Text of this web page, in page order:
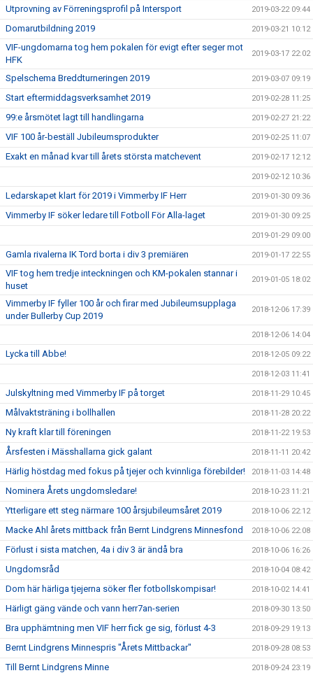
Utprovning av Förreningsprofil på Intersport 2019-03-22 09:44
Domarutbildning 2019 2019-03-21 10:12
VIF-ungdomarna tog hem pokalen för evigt efter seger mot
HFK
2019-03-17 22:02
Spelschema Breddturneringen 2019 2019-03-07 09:19
Start eftermiddagsverksamhet 2019 2019-02-28 11:25
99:e årsmötet lagt till handlingarna 2019-02-27 21:22
VIF 100 år-beställ Jubileumsprodukter 2019-02-25 11:07
Exakt en månad kvar till årets största matchevent 2019-02-17 12:12
2019-02-12 10:36
Ledarskapet klart för 2019 i Vimmerby IF Herr 2019-01-30 09:36
Vimmerby IF söker ledare till Fotboll För Alla-laget 2019-01-30 09:25
2019-01-29 09:00
Gamla rivalerna IK Tord borta i div 3 premiären 2019-01-17 22:55
VIF tog hem tredje inteckningen och KM-pokalen stannar i
huset
2019-01-05 18:02
Vimmerby IF fyller 100 år och firar med Jubileumsupplaga
under Bullerby Cup 2019
2018-12-06 17:39
2018-12-06 14:04
Lycka till Abbe! 2018-12-05 09:22
2018-12-03 11:41
Julskyltning med Vimmerby IF på torget 2018-11-29 10:45
Målvaktsträning i bollhallen 2018-11-28 20:22
Ny kraft klar till föreningen 2018-11-22 19:53
Årsfesten i Mässhallarna gick galant 2018-11-11 20:42
Härlig höstdag med fokus på tjejer och kvinnliga förebilder! 2018-11-03 14:48
Nominera Årets ungdomsledare! 2018-10-23 11:21
Ytterligare ett steg närmare 100 årsjubileumsåret 2019 2018-10-06 22:12
Macke Ahl årets mittback från Bernt Lindgrens Minnesfond 2018-10-06 22:08
Förlust i sista matchen, 4a i div 3 är ändå bra 2018-10-06 16:26
Ungdomsråd 2018-10-04 08:42
Dom här härliga tjejerna söker fler fotbollskompisar! 2018-10-02 14:41
Härligt gäng vände och vann herr7an-serien 2018-09-30 13:50
Bra upphämtning men VIF herr fick ge sig, förlust 4-3 2018-09-29 19:13
Bernt Lindgrens Minnespris "Årets Mittbackar" 2018-09-28 08:53
Till Bernt Lindgrens Minne 2018-09-24 23:19